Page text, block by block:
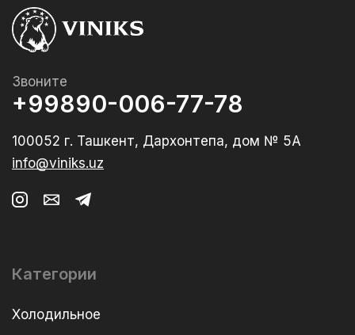
Звоните
+99890-006-77-78
100052 г. Ташкент, Дархонтепа, дом № 5А
info@viniks.uz
Категории
Холодильное